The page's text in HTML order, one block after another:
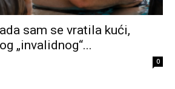
sam se vratila kući,
„invalidnog“...
0